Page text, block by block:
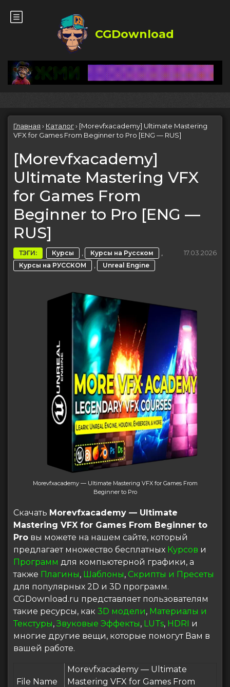
CGDownload
Главная › Каталог› [Morevfxacademy] Ultimate Mastering
VFX for Games From Beginner to Pro [ENG — RUS]
[Morevfxacademy]
Ultimate Mastering VFX
for Games From
Beginner to Pro [ENG —
RUS]
ТЭГИ: Курсы , Курсы на Русском ,
Курсы на РУССКОМ , Unreal Engine
17.03.2026
Morevfxacademy — Ultimate Mastering VFX for Games From
Beginner to Pro
Скачать Morevfxacademy — Ultimate
Mastering VFX for Games From Beginner to
Pro вы можете на нашем сайте, который
предлагает множество бесплатных Курсов и
Программ для компьютерной графики, а
также Плагины, Шаблоны, Скрипты и Пресеты
для популярных 2D и 3D программ.
CGDownload.ru представляет пользователям
такие ресурсы, как 3D модели, Материалы и
Текстуры,Звуковые Эффекты, LUTs, HDRI и
многие другие вещи, которые помогут Вам в
вашей работе.
File Name
Morevfxacademy — Ultimate
Mastering VFX for Games From